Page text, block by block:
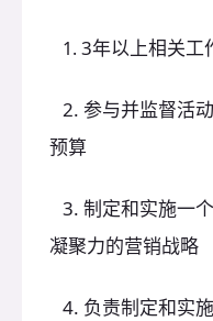
1. 3年以上相关工
2. 参与并监督活
预算
3. 制定和实施一
凝聚力的营销战略
4. 负责制定和实